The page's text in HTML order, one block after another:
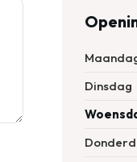
Dinsdag